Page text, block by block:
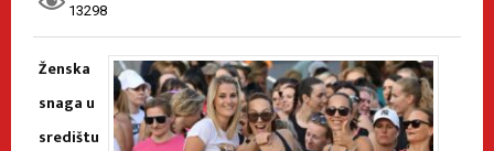
13298
Ženska
snaga u
središtu